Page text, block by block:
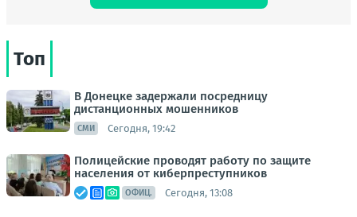
Топ
В Донецке задержали посредницу
дистанционных мошенников
СМИ Сегодня, 19:42
Полицейские проводят работу по защите
населения от киберпреступников
ОФИЦ. Сегодня, 13:08